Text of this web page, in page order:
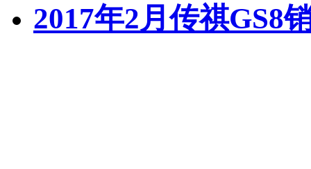
2017年2月传祺GS8